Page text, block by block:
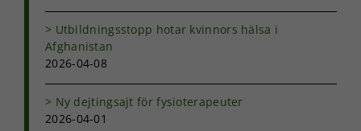
Utbildningsstopp hotar kvinnors hälsa i
Afghanistan
2026-04-08
Ny dejtingsajt för fysioterapeuter
2026-04-01
möjligt under
kommer viss